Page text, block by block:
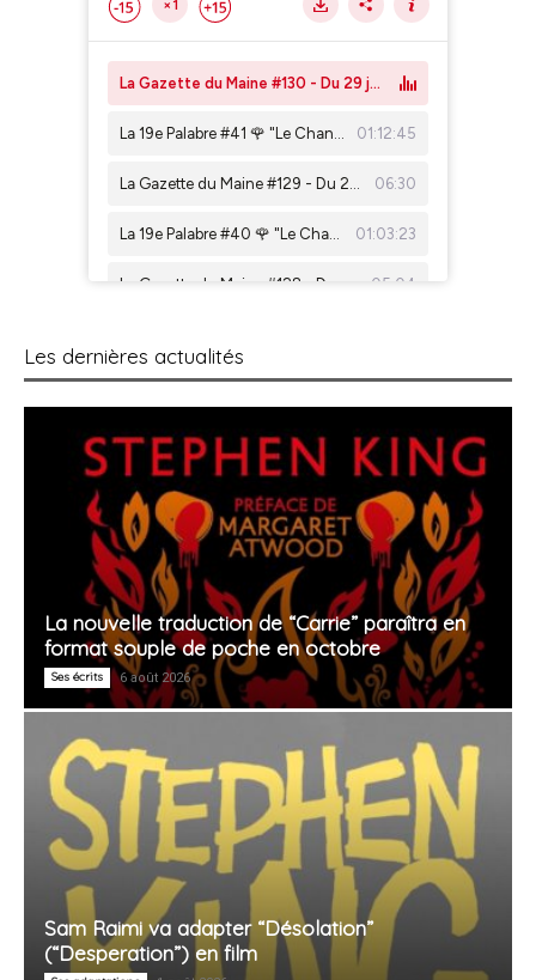
Les dernières actualités
La nouvelle traduction de “Carrie” paraîtra en
format souple de poche en octobre
Ses écrits 6 août 2026
Sam Raimi va adapter “Désolation”
(“Desperation”) en film